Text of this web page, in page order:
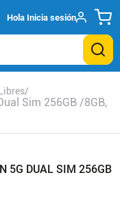
Hola Inicia sesión
Sim 256GB /8GB,
5G DUAL SIM 256GB